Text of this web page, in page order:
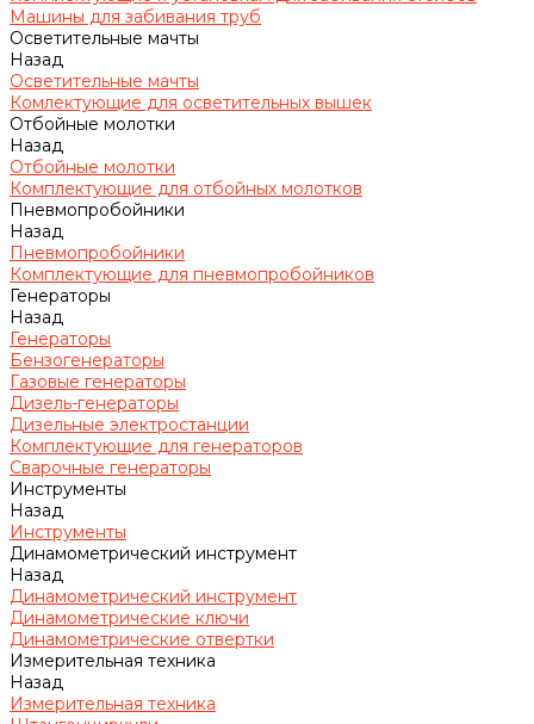
Машины для забивания труб
Осветительные мачты
Назад
Осветительные мачты
Комлектующие для осветительных вышек
Отбойные молотки
Назад
Отбойные молотки
Комплектующие для отбойных молотков
Пневмопробойники
Назад
Пневмопробойники
Комплектующие для пневмопробойников
Генераторы
Назад
Генераторы
Бензогенераторы
Газовые генераторы
Дизель-генераторы
Дизельные электростанции
Комплектующие для генераторов
Сварочные генераторы
Инструменты
Назад
Инструменты
Динамометрический инструмент
Назад
Динамометрический инструмент
Динамометрические ключи
Динамометрические отвертки
Измерительная техника
Назад
Измерительная техника